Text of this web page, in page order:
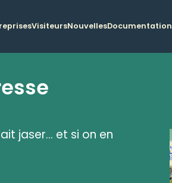
VisiteursNouvellesDocumentation
jaser... et si on en